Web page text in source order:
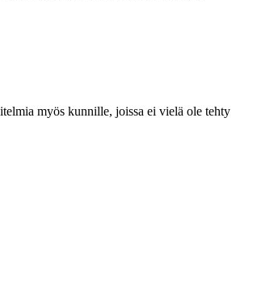
myös kunnille, joissa ei vielä ole tehty